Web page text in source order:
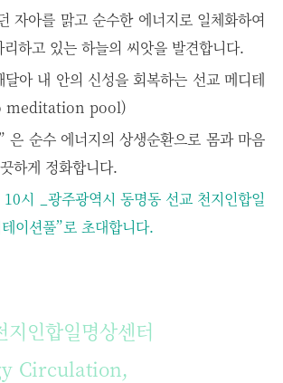
자아를 맑고 순수한 에너지로 일체화하여
하고 있는 하늘의 씨앗을 발견합니다.
달아 내 안의 신성을 회복하는 선교 메디테
meditation pool)
은 순수 에너지의 상생순환으로 몸과 마음
하게 정화합니다.
시 _광주광역시 동명동 선교 천지인합일
이션풀”로 초대합니다.
인합일명상센터
Circulation,